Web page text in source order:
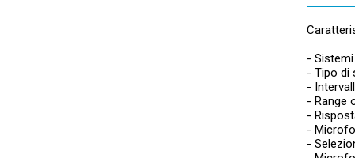
-
- Tipo di
-
- Range
-
-
-